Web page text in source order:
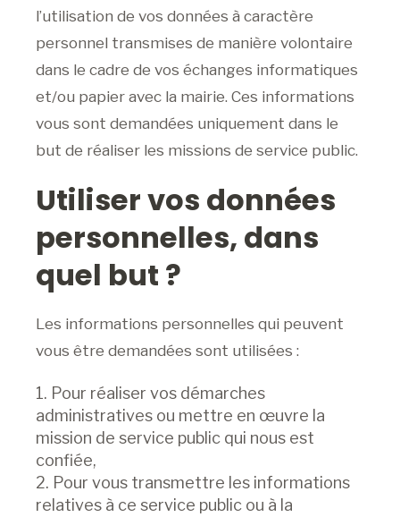
l’utilisation de vos données à caractère
personnel transmises de manière volontaire
dans le cadre de vos échanges informatiques
et/ou papier avec la mairie. Ces informations
vous sont demandées uniquement dans le
but de réaliser les missions de service public.
Utiliser vos données
personnelles, dans
quel but ?
Les informations personnelles qui peuvent
vous être demandées sont utilisées :
Pour réaliser vos démarches
administratives ou mettre en œuvre la
mission de service public qui nous est
confiée,
Pour vous transmettre les informations
relatives à ce service public ou à la